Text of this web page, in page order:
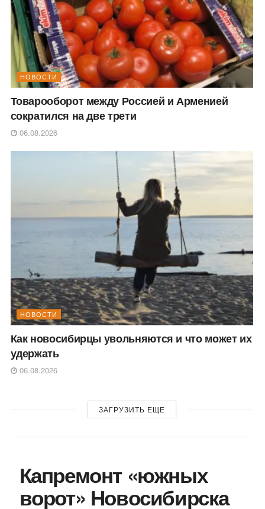
НОВОСТИ
Товарооборот между Россией и Арменией
сократился на две трети
06.08.2026
НОВОСТИ
Как новосибирцы увольняются и что может их
удержать
06.08.2026
ЗАГРУЗИТЬ ЕЩЕ
Капремонт «южных
ворот» Новосибирска